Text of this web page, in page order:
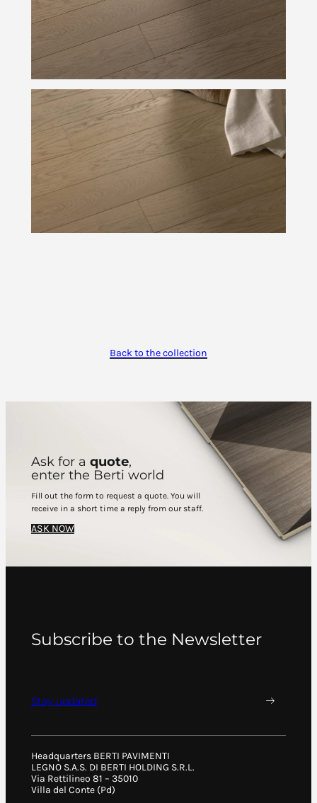
Back to the collection
Ask for a quote,
enter the Berti world
Fill out the form to request a quote. You will
receive in a short time a reply from our staff.
ASK NOW
Subscribe to the Newsletter
Stay updated
Headquarters BERTI PAVIMENTI
LEGNO S.A.S. DI BERTI HOLDING S.R.L.
Via Rettilineo 81 – 35010
Villa del Conte (Pd)